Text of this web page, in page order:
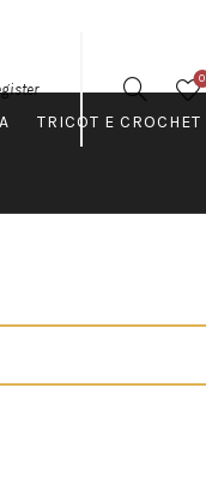
0
TRICOT E CROCHET